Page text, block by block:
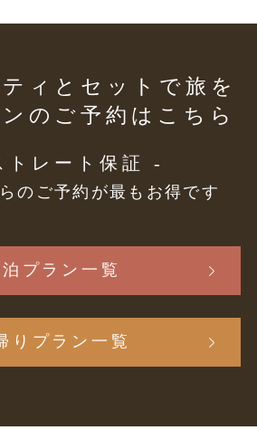
ィとセットで旅を
のご予約はこちら
トレート保証 -
のご予約が最もお得です
プラン一覧
りプラン一覧